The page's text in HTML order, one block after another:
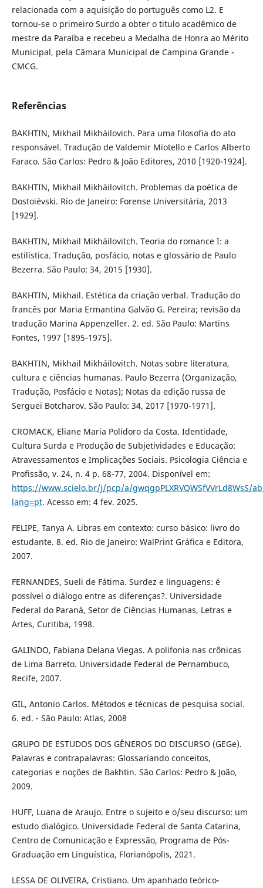
relacionada com a aquisição do português como L2. E
tornou-se o primeiro Surdo a obter o titulo acadêmico de
mestre da Paraíba e recebeu a Medalha de Honra ao Mérito
Municipal, pela Câmara Municipal de Campina Grande -
CMCG.
Referências
BAKHTIN, Mikhail Mikháilovich. Para uma filosofia do ato
responsável. Tradução de Valdemir Miotello e Carlos Alberto
Faraco. São Carlos: Pedro & João Editores, 2010 [1920-1924].
BAKHTIN, Mikhail Mikháilovitch. Problemas da poética de
Dostoiévski. Rio de Janeiro: Forense Universitária, 2013
[1929].
BAKHTIN, Mikhail Mikháilovitch. Teoria do romance I: a
estilística. Tradução, posfácio, notas e glossário de Paulo
Bezerra. São Paulo: 34, 2015 [1930].
BAKHTIN, Mikhail. Estética da criação verbal. Tradução do
francês por Maria Ermantina Galvão G. Pereira; revisão da
tradução Marina Appenzeller. 2. ed. São Paulo: Martins
Fontes, 1997 [1895-1975].
BAKHTIN, Mikhail Mikháilovitch. Notas sobre literatura,
cultura e ciências humanas. Paulo Bezerra (Organização,
Tradução, Posfácio e Notas); Notas da edição russa de
Serguei Botcharov. São Paulo: 34, 2017 [1970-1971].
CROMACK, Eliane Maria Polidoro da Costa. Identidade,
Cultura Surda e Produção de Subjetividades e Educação:
Atravessamentos e Implicações Sociais. Psicologia Ciência e
Profissão, v. 24, n. 4 p. 68-77, 2004. Disponível em:
https://www.scielo.br/j/pcp/a/gwqgpPLXRVQWSfVVrLd8WsS/
lang=pt. Acesso em: 4 fev. 2025.
FELIPE, Tanya A. Libras em contexto: curso básico: livro do
estudante. 8. ed. Rio de Janeiro: WalPrint Gráfica e Editora,
2007.
FERNANDES, Sueli de Fátima. Surdez e linguagens: é
possível o diálogo entre as diferenças?. Universidade
Federal do Paraná, Setor de Ciências Humanas, Letras e
Artes, Curitiba, 1998.
GALINDO, Fabiana Delana Viegas. A polifonia nas crônicas
de Lima Barreto. Universidade Federal de Pernambuco,
Recife, 2007.
GIL, Antonio Carlos. Métodos e técnicas de pesquisa social.
6. ed. - São Paulo: Atlas, 2008
GRUPO DE ESTUDOS DOS GÊNEROS DO DISCURSO (GEGe).
Palavras e contrapalavras: Glossariando conceitos,
categorias e noções de Bakhtin. São Carlos: Pedro & João,
2009.
HUFF, Luana de Araujo. Entre o sujeito e o/seu discurso: um
estudo dialógico. Universidade Federal de Santa Catarina,
Centro de Comunicação e Expressão, Programa de Pós-
Graduação em Linguística, Florianópolis, 2021.
LESSA DE OLIVEIRA, Cristiano. Um apanhado teórico-